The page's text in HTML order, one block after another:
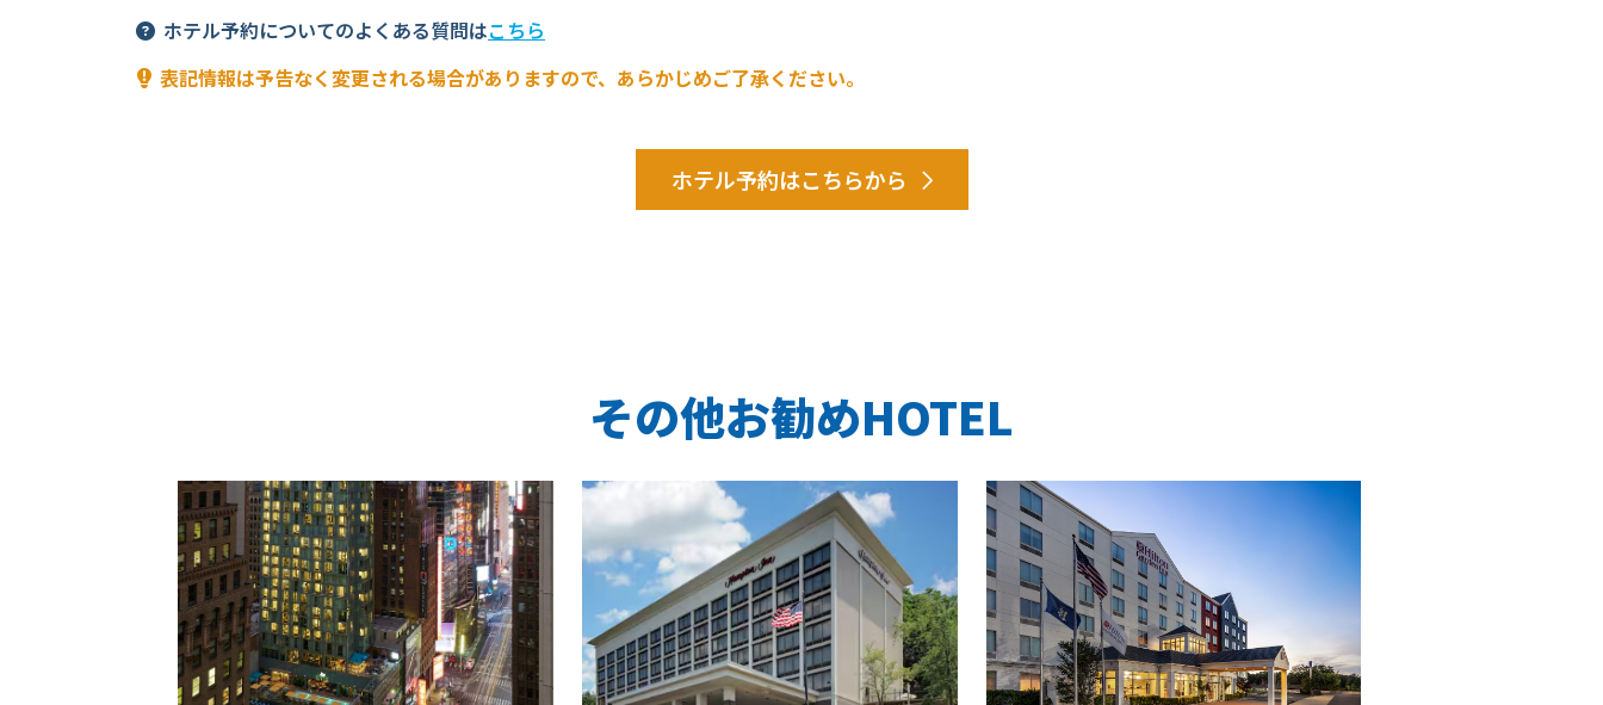
ホテル予約についてのよくある質問はこちら
表記情報は予告なく変更される場合がありますので、あらかじめご了承ください。
ホテル予約はこちらから
その他お勧めHOTEL